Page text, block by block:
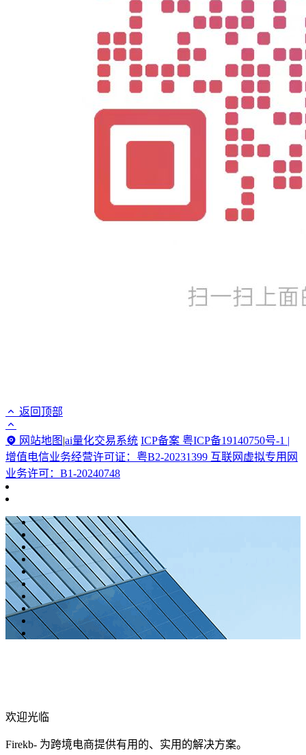
返回顶部
网站地图 |ai量化交易系统 ICP备案 粤ICP备19140750号-1 |
增值电信业务经营许可证：粤B2-20231399 互联网虚拟专用网
业务许可：B1-20240748
欢迎光临
Firekb- 为跨境电商提供有用的、实用的解决方案。